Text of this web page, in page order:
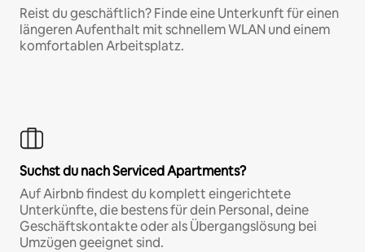
Reist du geschäftlich? Finde eine Unterkunft für einen
längeren Aufenthalt mit schnellem WLAN und einem
komfortablen Arbeitsplatz.
Suchst du nach Serviced Apartments?
Auf Airbnb findest du komplett eingerichtete
Unterkünfte, die bestens für dein Personal, deine
Geschäftskontakte oder als Übergangslösung bei
Umzügen geeignet sind.